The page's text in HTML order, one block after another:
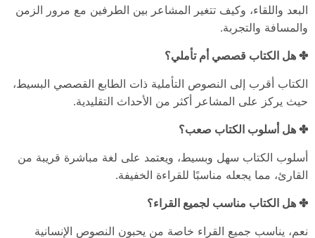
البعد واللقاء، وكيف تتغير المشاعر بين الطرفين مع مرور الزمن
والمسافة والتجربة.
✤ هل الكتاب قصصي أم تأملي؟
الكتاب أقرب إلى النصوص التأملية ذات الطابع القصصي البسيط،
حيث يركز على المشاعر أكثر من الأحداث التقليدية.
✤ هل أسلوب الكتاب صعب؟
أسلوب الكتاب سهل وبسيط، ويعتمد على لغة مباشرة قريبة من
القارئ، مما يجعله مناسبًا للقراءة الخفيفة.
✤ هل الكتاب مناسب لجميع القراء؟
نعم، يناسب جميع القراء خاصة من يحبون النصوص الإنسانية